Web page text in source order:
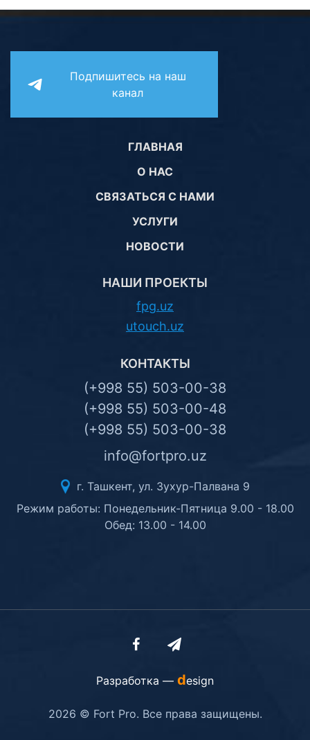
Подпишитесь на наш
канал
ГЛАВНАЯ
О НАС
СВЯЗАТЬСЯ С НАМИ
УСЛУГИ
НОВОСТИ
НАШИ ПРОЕКТЫ
fpg.uz
utouch.uz
КОНТАКТЫ
(+998 55) 503-00-38
(+998 55) 503-00-48
(+998 55) 503-00-38
info@fortpro.uz
г. Ташкент, ул. Зухур-Палвана 9
Режим работы: Понедельник-Пятница 9.00 - 18.00
Обед: 13.00 - 14.00
Разработка — design
2026 © Fort Pro. Все права защищены.